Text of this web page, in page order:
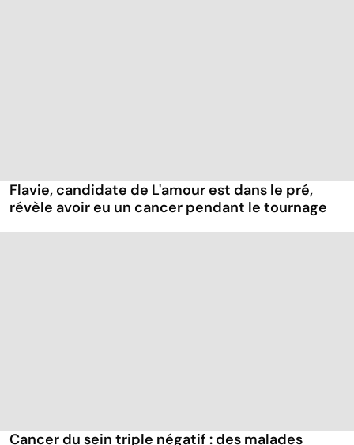
Flavie, candidate de L'amour est dans le pré,
révèle avoir eu un cancer pendant le tournage
Cancer du sein triple négatif : des malades